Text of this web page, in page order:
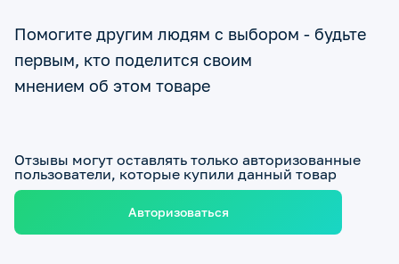
Помогите другим людям с выбором - будьте
первым, кто поделится своим
мнением об этом товаре
Отзывы могут оставлять только авторизованные
пользователи, которые купили данный товар
Авторизоваться